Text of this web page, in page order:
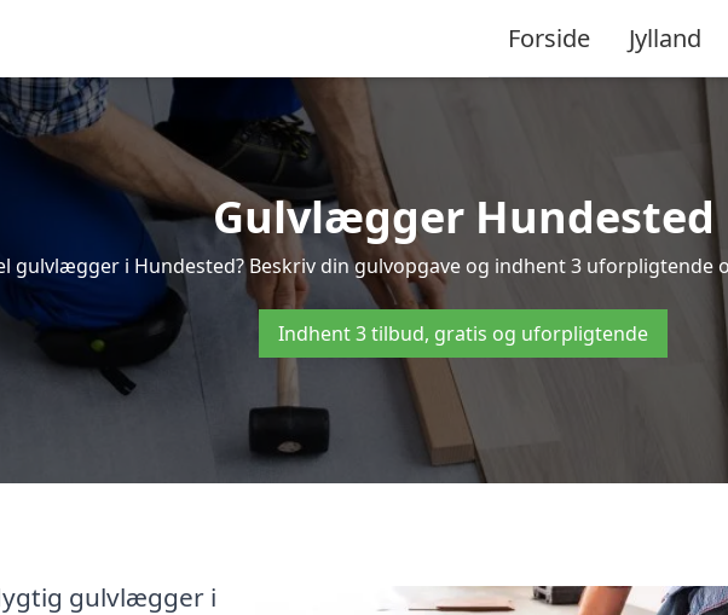
Forside Jylland
Gulvlægger Hundested
gulvlægger i Hundested? Beskriv din gulvopgave og indhent 3
Indhent 3 tilbud, gratis og uforpligtende
gulvlægger i